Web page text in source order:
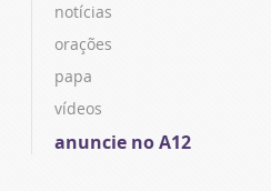
notícias
orações
papa
vídeos
anuncie no A12